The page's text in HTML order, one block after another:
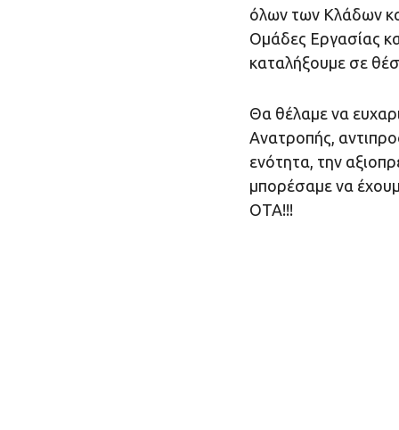
όλων των Κλάδων
Ομάδες Εργασίας
καταλήξουμε σε
Θα θέλαμε να
Ανατροπής,
ενότητα, την
μπορέσαμε να
ΟΤΑ!!!